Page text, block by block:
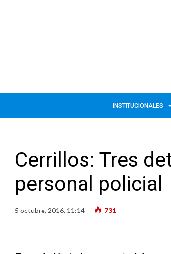
INSTITUCIONALES
Cerrillos: Tres
personal policial
5 octubre, 2016, 11:14 731